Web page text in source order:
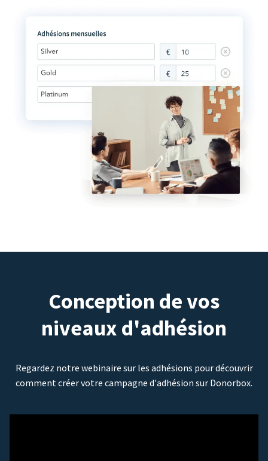
Conception de vos
niveaux d'adhésion
Regardez notre webinaire sur les adhésions pour découvrir
comment créer votre campagne d'adhésion sur Donorbox.